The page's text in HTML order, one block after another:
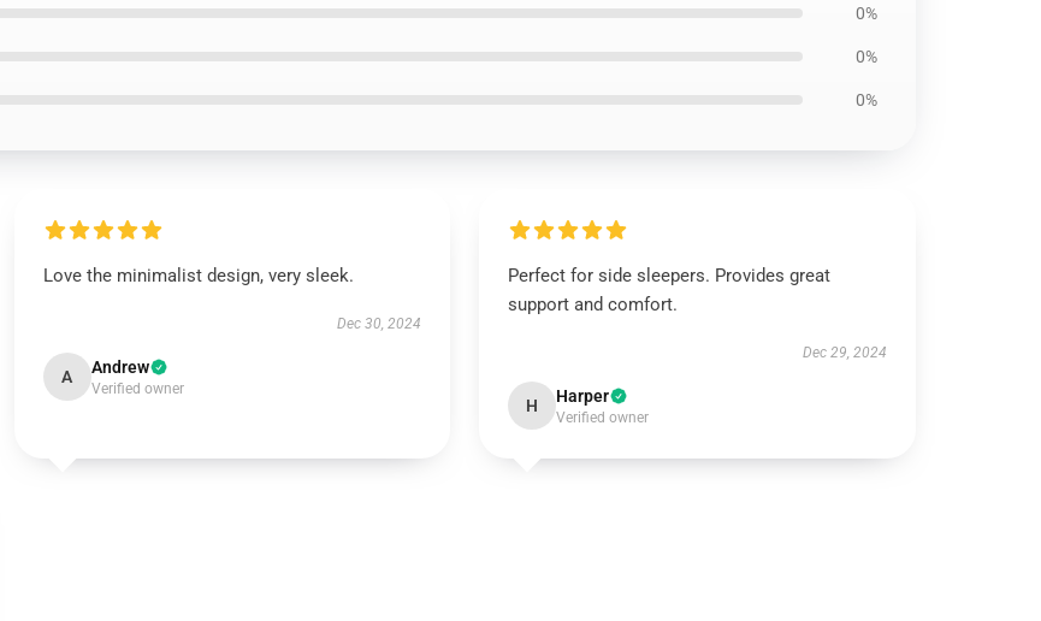
0%
0%
0%
Love the minimalist design, very sleek.
Dec 30, 2024
A Andrew
Verified owner
Perfect for side sleepers. Provides great
support and comfort.
Dec 29, 2024
H Harper
Verified owner